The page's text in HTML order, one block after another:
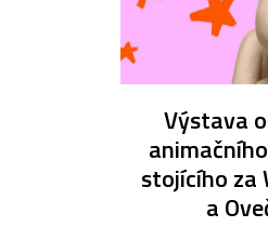
Výstava
stojícího za
a